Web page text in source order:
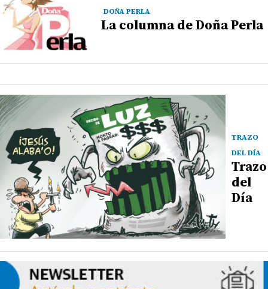
DOÑA PERLA
La columna de Doña Perla
TRAZO
DEL DÍA
Trazo
del
Día